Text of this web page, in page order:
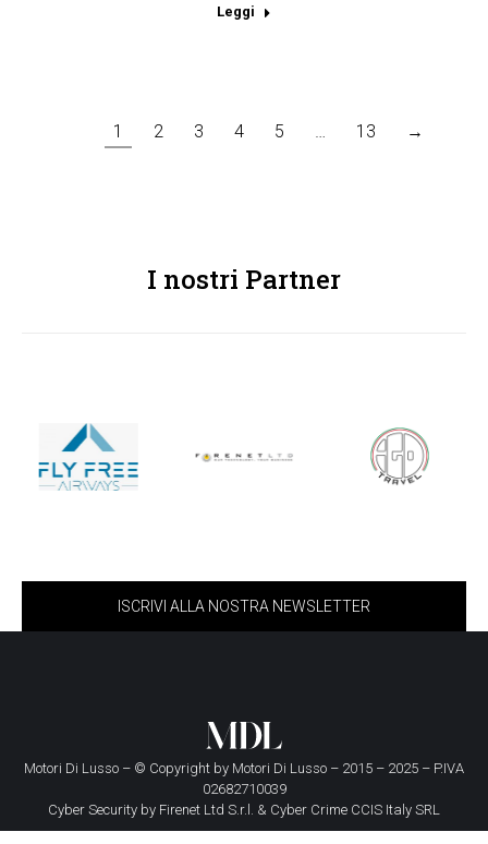
Leggi
1 2 3 4 5 13 →
I nostri Partner
ISCRIVI ALLA NOSTRA NEWSLETTER
Motori Di Lusso – © Copyright by Motori Di Lusso – 2015 – 2025 – P.IVA
02682710039
Cyber Security by Firenet Ltd S.r.l. & Cyber Crime CCIS Italy SRL